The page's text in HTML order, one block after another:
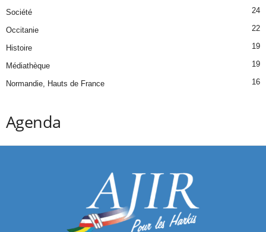
Société 24
Occitanie 22
Histoire 19
Médiathèque 19
Normandie, Hauts de France 16
Agenda